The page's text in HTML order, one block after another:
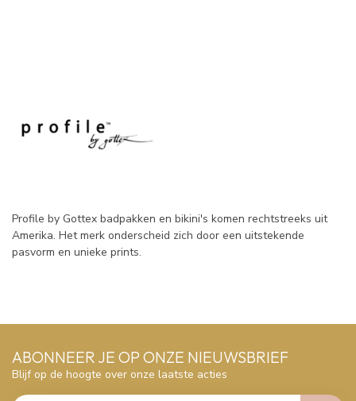
Profile by Gottex badpakken en bikini's komen rechtstreeks uit
Amerika. Het merk onderscheid zich door een uitstekende
pasvorm en unieke prints.
ABONNEER JE OP ONZE NIEUWSBRIEF
Blijf op de hoogte over onze laatste acties